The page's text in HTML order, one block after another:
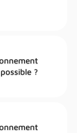
?